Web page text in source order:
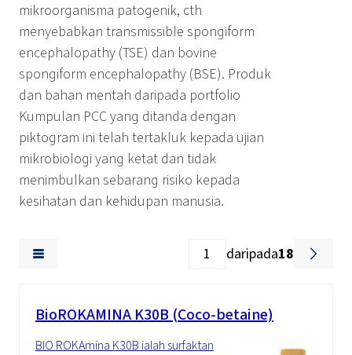
mikroorganisma patogenik, cth
menyebabkan transmissible spongiform
encephalopathy (TSE) dan bovine
spongiform encephalopathy (BSE). Produk
dan bahan mentah daripada portfolio
Kumpulan PCC yang ditanda dengan
piktogram ini telah tertakluk kepada ujian
mikrobiologi yang ketat dan tidak
menimbulkan sebarang risiko kepada
kesihatan dan kehidupan manusia.
daripada18
BioROKAMINA K30B (Coco-betaine)
BIO ROKAmina K30B ialah surfaktan